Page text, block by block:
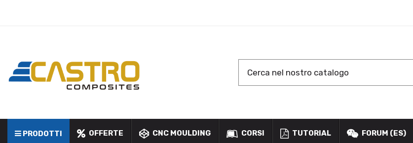
PRODOTTI OFFERTE CNC MOULDING CORSI TUTORIAL FORUM (ES)